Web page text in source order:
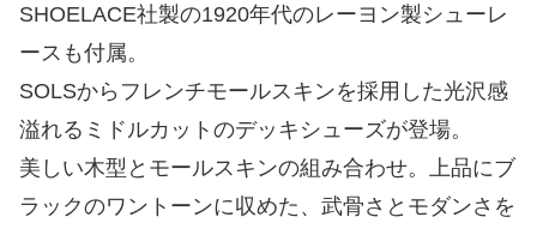
SHOELACE社製の1920年代のレーヨン製シューレ
ースも付属。
SOLSからフレンチモールスキンを採用した光沢感
溢れるミドルカットのデッキシューズが登場。
美しい木型とモールスキンの組み合わせ。上品にブ
ラックのワントーンに収めた、武骨さとモダンさを